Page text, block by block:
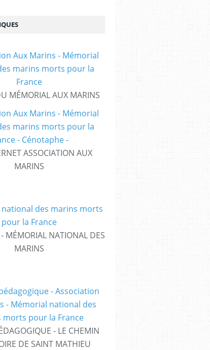
MÉMORIAL AUX MARINS
ASSOCIATION AUX
MARINS
MÉMORIAL NATIONAL DES
MARINS
- LE CHEMIN
DE SAINT MATHIEU